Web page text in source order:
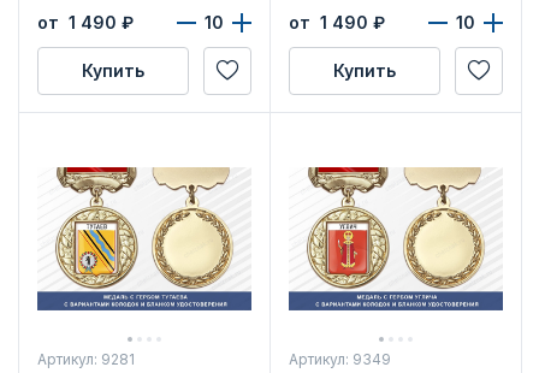
удостоверения
от 1 490 ₽
Купить
удостоверения
от 1 490 ₽
Купить
Артикул: 9281 Артикул: 9349